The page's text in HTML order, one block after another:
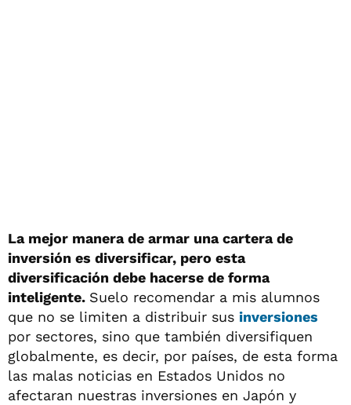
La mejor manera de armar una cartera de
inversión es diversificar, pero esta
diversificación debe hacerse de forma
inteligente. Suelo recomendar a mis alumnos
que no se limiten a distribuir sus inversiones
por sectores, sino que también diversifiquen
globalmente, es decir, por países, de esta forma
las malas noticias en Estados Unidos no
afectaran nuestras inversiones en Japón y